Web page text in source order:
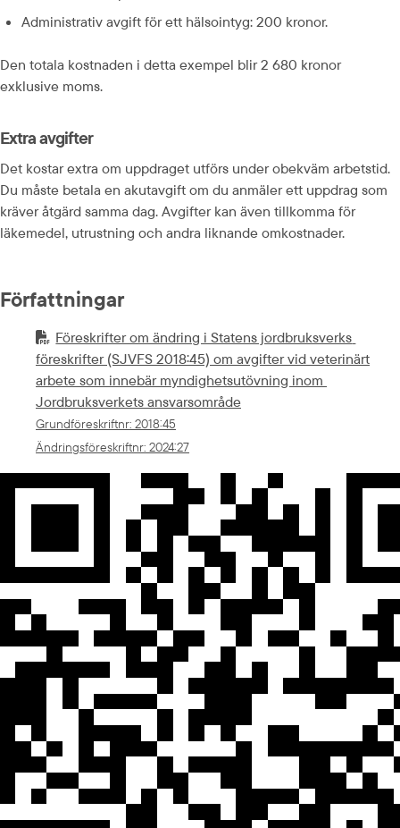
Administrativ avgift för ett hälsointyg: 200 kronor.
Den totala kostnaden i detta exempel blir 2 680 kronor
exklusive moms.
Extra avgifter
Det kostar extra om uppdraget utförs under obekväm arbetstid.
Du måste betala en akutavgift om du anmäler ett uppdrag som
kräver åtgärd samma dag. Avgifter kan även tillkomma för
läkemedel, utrustning och andra liknande omkostnader.
Författningar
Föreskrifter om ändring i Statens jordbruksverks
föreskrifter (SJVFS 2018:45) om avgifter vid veterinärt
arbete som innebär myndighetsutövning inom
Jordbruksverkets ansvarsområde
Grundföreskriftnr: 2018:45
Ändringsföreskriftnr: 2024:27